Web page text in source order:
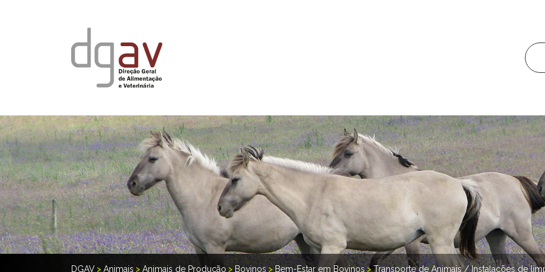
DGAV > Animais > Animais de Produção > Bovinos >Bem-Estar em Bovinos>Transporte de Animais / Instalações de